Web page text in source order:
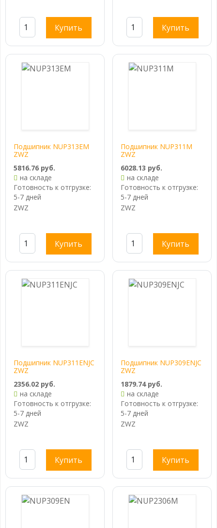
Купить Купить
Подшипник NUP313EM
ZWZ
5816.76 руб.
на складе
Готовность к отгрузке:
5-7 дней
ZWZ
Купить
Подшипник NUP311M
ZWZ
6028.13 руб.
на складе
Готовность к отгрузке:
5-7 дней
ZWZ
Купить
Подшипник NUP311ENJC
ZWZ
2356.02 руб.
на складе
Готовность к отгрузке:
5-7 дней
ZWZ
Купить
Подшипник NUP309ENJC
ZWZ
1879.74 руб.
на складе
Готовность к отгрузке:
5-7 дней
ZWZ
Купить